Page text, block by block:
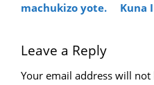
machukizo yote.
Kuna
Leave a Reply
Your email address will not